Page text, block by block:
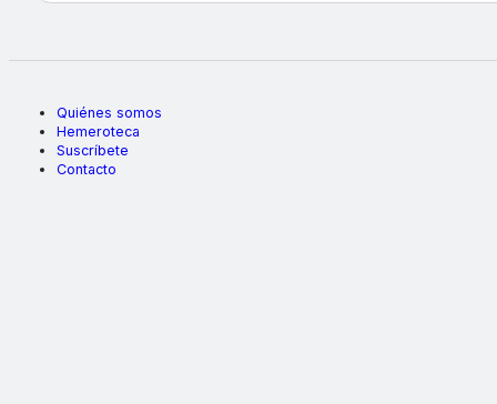
Quiénes somos
Hemeroteca
Suscríbete
Contacto